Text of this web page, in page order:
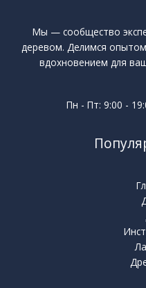
Мы — сообщество
деревом. Делимся
вдохновением для
Пн - Пт: 9:00 -